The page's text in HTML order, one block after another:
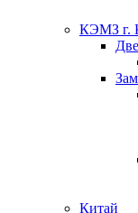
КЭМЗ г.
Китай